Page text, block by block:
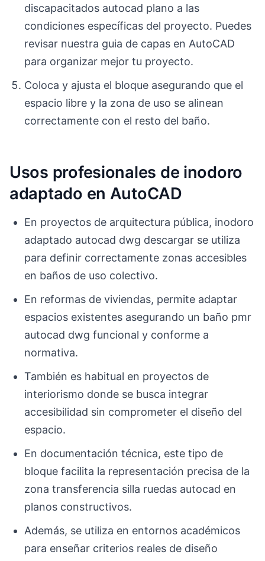
discapacitados autocad plano a las
condiciones específicas del proyecto. Puedes
revisar nuestra guia de capas en AutoCAD
para organizar mejor tu proyecto.
Coloca y ajusta el bloque asegurando que el
espacio libre y la zona de uso se alinean
correctamente con el resto del baño.
Usos profesionales de inodoro
adaptado en AutoCAD
En proyectos de arquitectura pública, inodoro
adaptado autocad dwg descargar se utiliza
para definir correctamente zonas accesibles
en baños de uso colectivo.
En reformas de viviendas, permite adaptar
espacios existentes asegurando un baño pmr
autocad dwg funcional y conforme a
normativa.
También es habitual en proyectos de
interiorismo donde se busca integrar
accesibilidad sin comprometer el diseño del
espacio.
En documentación técnica, este tipo de
bloque facilita la representación precisa de la
zona transferencia silla ruedas autocad en
planos constructivos.
Además, se utiliza en entornos académicos
para enseñar criterios reales de diseño